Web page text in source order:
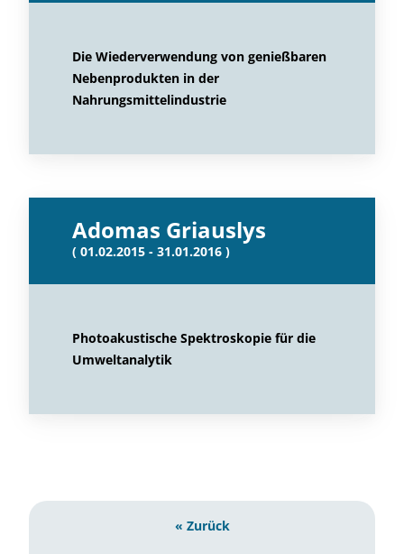
Die Wiederverwendung von genießbaren
Nebenprodukten in der
Nahrungsmittelindustrie
Adomas Griauslys
( 01.02.2015 - 31.01.2016 )
Photoakustische Spektroskopie für die
Umweltanalytik
« Zurück